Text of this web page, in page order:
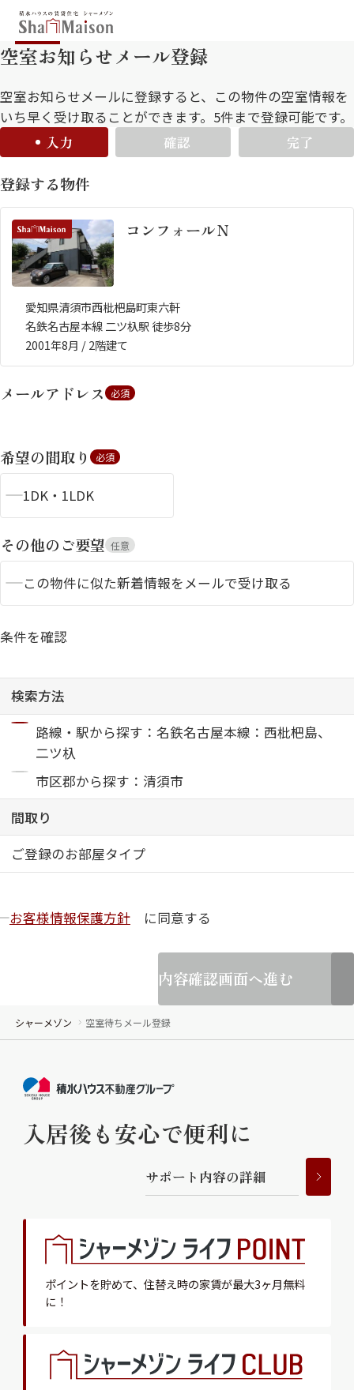
保存した条件
お気に入り
北海道
中部
九州
市区郡・路線・駅から探す
通勤・通学時間から探す
地図から探す
人気のカテゴリから探す
シャーメゾンとは
シャーメゾンセレクショ
ルームツアー
ShaMaison STYLE
シャーメゾンショップを探す
らくらく内見
シャーメゾンライフサポート
自立型サービス付き・シニア向け
お問い合わせ・よくある質問
シャーメゾンライフ GUARD
空室お知らせメール登録
空室お知らせメールに登録すると、この物件の空室情報を
いち早く受け取ることができます。5件まで登録可能です。
入力
確認 完了
登録する物件
コンフォールＮ
愛知県清須市西枇杷島町東六軒
名鉄名古屋本線 二ツ杁駅 徒歩8分
2001年8月 / 2階建て
メールアドレス 必須
希望の間取り 必須
1DK・1LDK
その他のご要望 任意
この物件に似た新着情報をメールで受け取る
条件を確認
検索方法
路線・駅から探す：名鉄名古屋本線：西枇杷島、
二ツ杁
市区郡から探す：清須市
間取り
ご登録のお部屋タイプ
お客様情報保護方針 に同意する
内容確認画面へ進む
シャーメゾン 空室待ちメール登録
入居後も安心で便利に
サポー ト 内容の詳細
ポイントを貯めて、 住替え時の家賃が最大3ヶ月無料
に！